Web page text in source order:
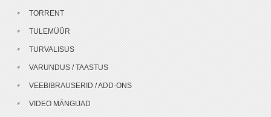
TORRENT
TULEMÜÜR
TURVALISUS
VARUNDUS / TAASTUS
VEEBIBRAUSERID / ADD-ONS
VIDEO MÄNGIJAD